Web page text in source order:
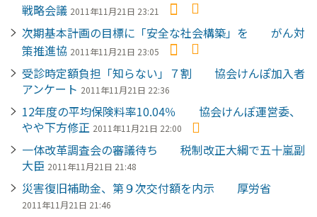
戦略会議 2011年11月21日 23:21
次期基本計画の目標に「安全な社会構築」を がん対
策推進協 2011年11月21日 23:05
受診時定額負担「知らない」７割 協会けんぽ加入者
アンケート 2011年11月21日 22:36
12年度の平均保険料率10.04％ 協会けんぽ運営委、
やや下方修正 2011年11月21日 22:00
一体改革調査会の審議待ち 税制改正大綱で五十嵐副
大臣 2011年11月21日 21:48
災害復旧補助金、第９次交付額を内示 厚労省
2011年11月21日 21:46